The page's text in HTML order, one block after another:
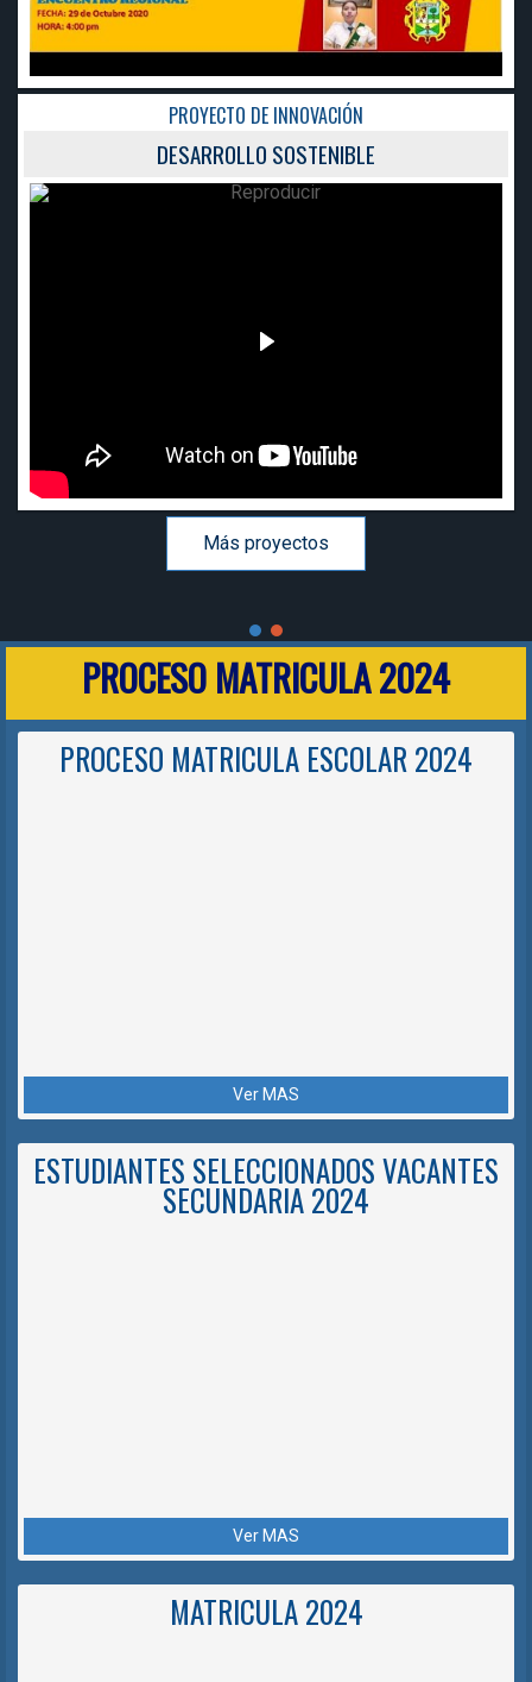
PROYECTO DE INNOVACIÓN
DESARROLLO SOSTENIBLE
Más proyectos
PROCESO MATRICULA 2024
PROCESO MATRICULA ESCOLAR 2024
Ver MAS
ESTUDIANTES SELECCIONADOS VACANTES
SECUNDARIA 2024
Ver MAS
MATRICULA 2024